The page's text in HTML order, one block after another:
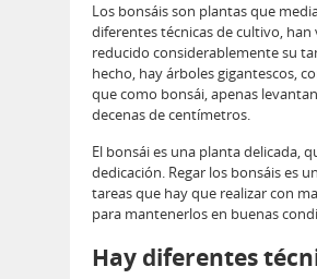
Los bonsáis son plantas que
diferentes técnicas de cultivo, han
reducido considerablemente su
hecho, hay árboles gigantescos,
que como bonsái, apenas
decenas de centímetros.
El bonsái es una planta delicada,
dedicación. Regar los bonsáis es
tareas que hay que realizar con
para mantenerlos en buenas
Hay diferentes